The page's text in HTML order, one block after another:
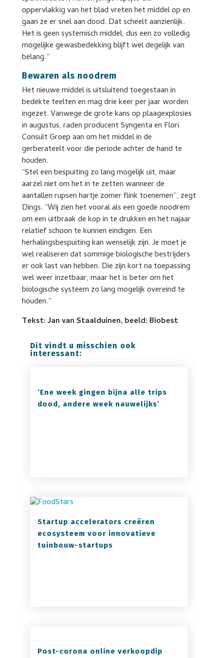
oppervlakkig van het blad vreten het middel op en
gaan ze er snel aan dood. Dat scheelt aanzienlijk.
Het is geen systemisch middel, dus een zo volledig
mogelijke gewasbedekking blijft wel degelijk van
belang.”
Bewaren als noodrem
Het nieuwe middel is uitsluitend toegestaan in
bedekte teelten en mag drie keer per jaar worden
ingezet. Vanwege de grote kans op plaagexplosies
in augustus, raden producent Syngenta en Flori
Consult Groep aan om het middel in de
gerberateelt voor die periode achter de hand te
houden.
“Stel een bespuiting zo lang mogelijk uit, maar
aarzel niet om het in te zetten wanneer de
aantallen rupsen hartje zomer flink toenemen”, zegt
Dings. “Wij zien het vooral als een goede noodrem
om een uitbraak de kop in te drukken en het najaar
relatief schoon te kunnen eindigen. Een
herhalingsbespuiting kan wenselijk zijn. Je moet je
wel realiseren dat sommige biologische bestrijders
er ook last van hebben. Die zijn kort na toepassing
wel weer inzetbaar, maar het is beter om het
biologische systeem zo lang mogelijk overeind te
houden.”
Tekst: Jan van Staalduinen, beeld: Biobest
Dit vindt u misschien ook
interessant:
‘Ene week gingen bijna alle trips
dood, andere week nauwelijks’
Startup accelerators creëren
ecosysteem voor innovatieve
tuinbouw-startups
Post-corona online verkoopdip